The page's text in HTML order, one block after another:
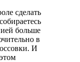
сделать
больше
в
И